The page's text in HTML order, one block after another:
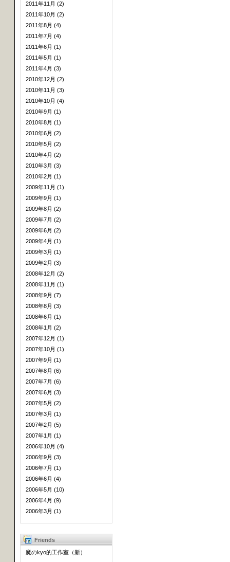
2011年11月 (2)
2011年10月 (2)
2011年8月 (4)
2011年7月 (4)
2011年6月 (1)
2011年5月 (1)
2011年4月 (3)
2010年12月 (2)
2010年11月 (3)
2010年10月 (4)
2010年9月 (1)
2010年8月 (1)
2010年6月 (2)
2010年5月 (2)
2010年4月 (2)
2010年3月 (3)
2010年2月 (1)
2009年11月 (1)
2009年9月 (1)
2009年8月 (2)
2009年7月 (2)
2009年6月 (2)
2009年4月 (1)
2009年3月 (1)
2009年2月 (3)
2008年12月 (2)
2008年11月 (1)
2008年9月 (7)
2008年8月 (3)
2008年6月 (1)
2008年1月 (2)
2007年12月 (1)
2007年10月 (1)
2007年9月 (1)
2007年8月 (6)
2007年7月 (6)
2007年6月 (3)
2007年5月 (2)
2007年3月 (1)
2007年2月 (5)
2007年1月 (1)
2006年10月 (4)
2006年9月 (3)
2006年7月 (1)
2006年6月 (4)
2006年5月 (10)
2006年4月 (9)
2006年3月 (1)
Friends
魔のkyo的工作室（新）